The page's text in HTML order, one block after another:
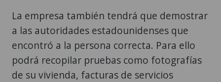
La empresa también tendrá que demostrar
a las autoridades estadounidenses que
encontró a la persona correcta. Para ello
podrá recopilar pruebas como fotografías
de su vivienda, facturas de servicios